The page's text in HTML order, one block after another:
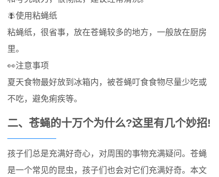
🪰使用粘蝇纸
粘蝇纸，很省事，放在苍蝇较多的地方，一般放在厨房
里。
👀注意事项
夏天食物最好放到冰箱内，被苍蝇叮食食物尽量少吃或
不吃，避免痢疾等。
二、苍蝇的十万个为什么?这里有几个妙招!
孩子们总是充满好奇心，对周围的事物充满疑问。苍蝇
是一个常见的昆虫，孩子们也会对它们充满好奇。本文